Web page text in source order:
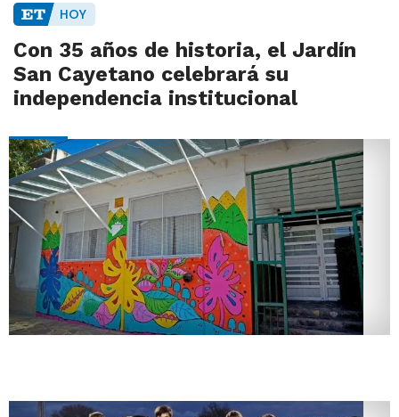
HOY
Con 35 años de historia, el Jardín
San Cayetano celebrará su
independencia institucional